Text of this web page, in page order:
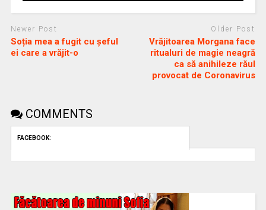
Newer Post
Soția mea a fugit cu șeful
ei care a vrăjit-o
Older Post
Vrăjitoarea Morgana face
ritualuri de magie neagră
ca să anihileze răul
provocat de Coronavirus
COMMENTS
FACEBOOK: